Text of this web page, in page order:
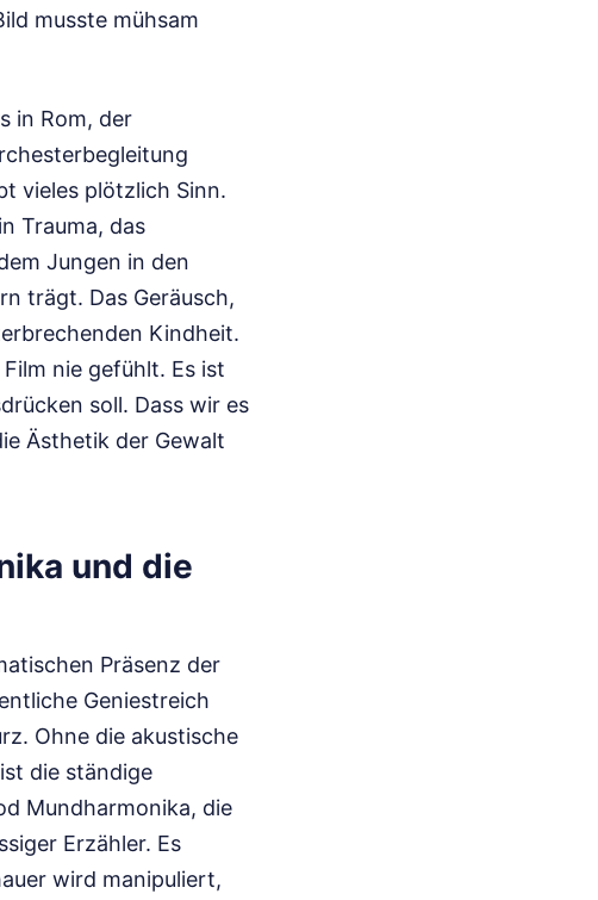
musste mühsam
in Rom, der
vieles plötzlich Sinn.
Trauma, das
Jungen in den
trägt. Das Geräusch,
Kindheit.
nie gefühlt. Es ist
soll. Dass wir es
Ästhetik der Gewalt
und die
Präsenz der
Geniestreich
Ohne die akustische
die ständige
Mundharmonika, die
Erzähler. Es
wird manipuliert,